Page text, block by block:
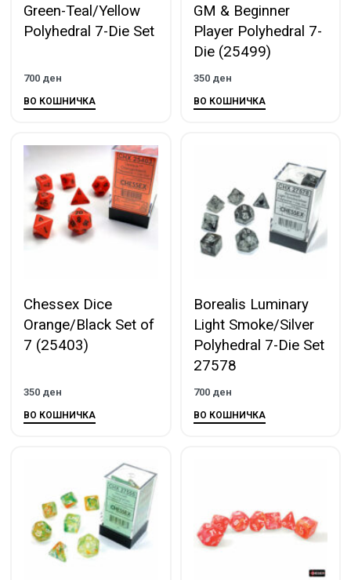
Green-Teal/Yellow
Polyhedral 7-Die Set
700 ден
ВО КОШНИЧКА
GM & Beginner
Player Polyhedral 7-
Die (25499)
350 ден
ВО КОШНИЧКА
Chessex Dice
Orange/Black Set of
7 (25403)
350 ден
ВО КОШНИЧКА
Borealis Luminary
Light Smoke/Silver
Polyhedral 7-Die Set
27578
700 ден
ВО КОШНИЧКА